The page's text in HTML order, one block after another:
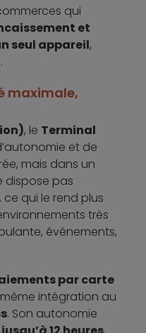
qui
et
seul appareil,
maximale,
, le Terminal
et de
mais dans un
dispose pas
qui le rend plus
très
événements,
par carte
intégration au
. Son autonomie